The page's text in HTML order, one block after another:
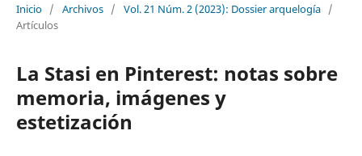
Inicio / Archivos / Vol. 21 Núm. 2 (2023): Dossier arquelogía /
Artículos
La Stasi en Pinterest: notas sobre
memoria, imágenes y
estetización